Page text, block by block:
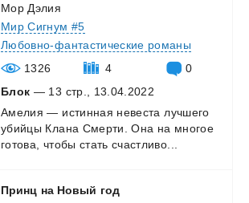
Мор Дэлия
Мир Сигнум #5
Любовно-фантастические романы
1326
4
0
Блок — 13 стр., 13.04.2022
Амелия — истинная невеста лучшего
убийцы Клана Смерти. Она на многое
готова,
чтобы стать счастливо...
Принц на Новый год